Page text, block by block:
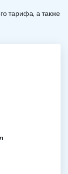
тарифа, а также